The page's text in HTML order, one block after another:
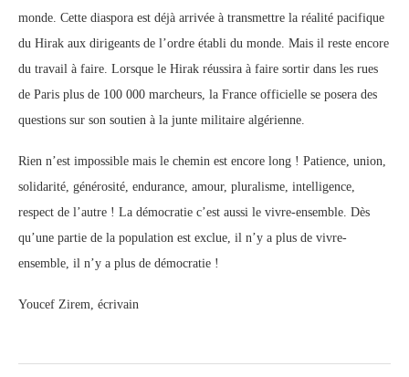
monde. Cette diaspora est déjà arrivée à transmettre la réalité pacifique
du Hirak aux dirigeants de l’ordre établi du monde. Mais il reste encore
du travail à faire. Lorsque le Hirak réussira à faire sortir dans les rues
de Paris plus de 100 000 marcheurs, la France officielle se posera des
questions sur son soutien à la junte militaire algérienne.
Rien n’est impossible mais le chemin est encore long ! Patience, union,
solidarité, générosité, endurance, amour, pluralisme, intelligence,
respect de l’autre ! La démocratie c’est aussi le vivre-ensemble. Dès
qu’une partie de la population est exclue, il n’y a plus de vivre-
ensemble, il n’y a plus de démocratie !
Youcef Zirem, écrivain